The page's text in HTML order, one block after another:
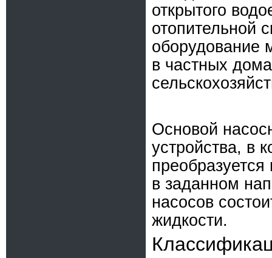
открытого
отопительной
оборудование
в частных
Основой
устройства, в
в заданном
насосов
жидкости.